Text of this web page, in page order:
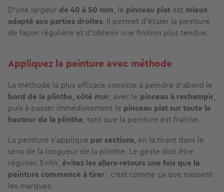
D’une largeur de 40 à 50 mm, le pinceau plat est mieux
adapté aux parties droites. Il permet d’étaler la peinture
de façon régulière et d’obtenir une finition plus tendue.
Appliquez la peinture avec méthode
La méthode la plus efficace consiste à peindre d’abord le
bord de la plinthe, côté mur, avec le pinceau à rechampir,
puis à passer immédiatement le pinceau plat sur toute la
hauteur de la plinthe, tant que la peinture est fraîche.
La peinture s’applique par sections, en la tirant dans le
sens de la longueur de la plinthe. Le geste doit être
régulier. Enfin, évitez les allers-retours une fois que la
peinture commence à tirer : c’est comme ça que naissent
les marques.